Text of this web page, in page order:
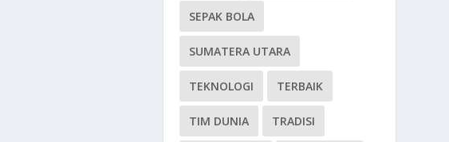
SEPAK BOLA
SUMATERA UTARA
TEKNOLOGI TERBAIK
TIM DUNIA TRADISI